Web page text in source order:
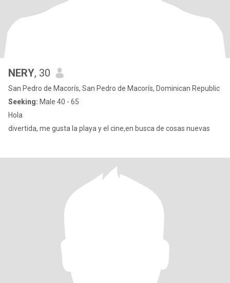
NERY, 30
San Pedro de Macorís, San Pedro de Macorís, Dominican Republic
Seeking: Male 40 - 65
Hola
divertida, me gusta la playa y el cine,en busca de cosas nuevas